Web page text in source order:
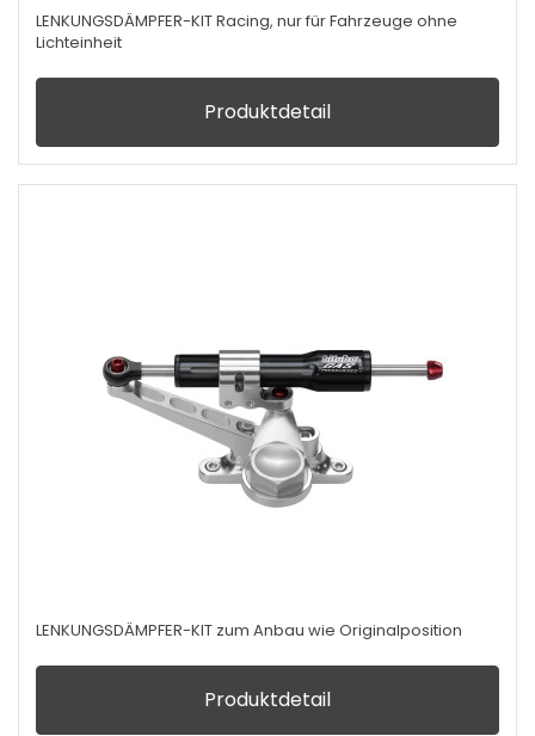
LENKUNGSDÄMPFER-KIT Racing, nur für Fahrzeuge ohne
Lichteinheit
Produktdetail
LENKUNGSDÄMPFER-KIT zum Anbau wie Originalposition
Produktdetail